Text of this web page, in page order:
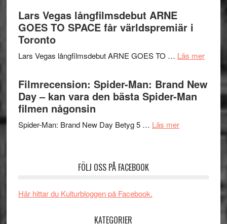
i
kan
tv-
serie:
–
om
människans
imponerande
Lars Vegas långfilmsdebut ARNE
GOES TO SPACE får världspremiär i
Toronto
Lars Vegas långfilmsdebut ARNE GOES TO … Läs merom
i
Filmrecension: Spider-Man: Brand New
Day – kan vara den bästa Spider-Man
filmen någonsin
Spider-Man: Brand New Day Betyg 5 … Läs merom
Filmrecension:
FÖLJ OSS PÅ FACEBOOK
Här hittar du Kulturbloggen på Facebook.
KATEGORIER